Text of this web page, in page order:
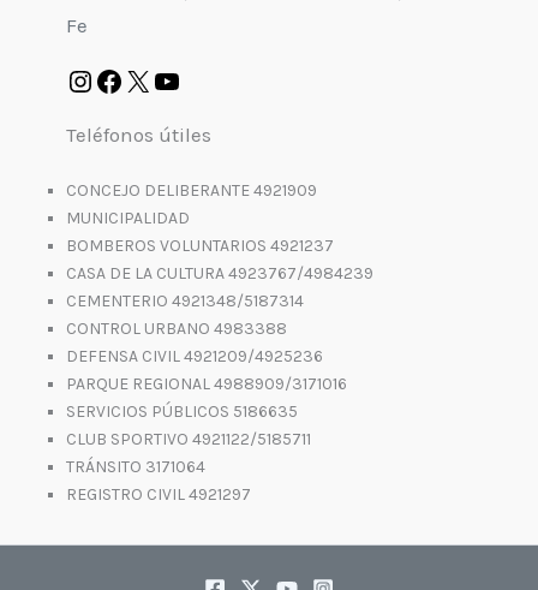
Fe
Teléfonos útiles
CONCEJO DELIBERANTE 4921909
MUNICIPALIDAD
BOMBEROS VOLUNTARIOS 4921237
CASA DE LA CULTURA 4923767/4984239
CEMENTERIO 4921348/5187314
CONTROL URBANO 4983388
DEFENSA CIVIL 4921209/4925236
PARQUE REGIONAL 4988909/3171016
SERVICIOS PÚBLICOS 5186635
CLUB SPORTIVO 4921122/5185711
TRÁNSITO 3171064
REGISTRO CIVIL 4921297